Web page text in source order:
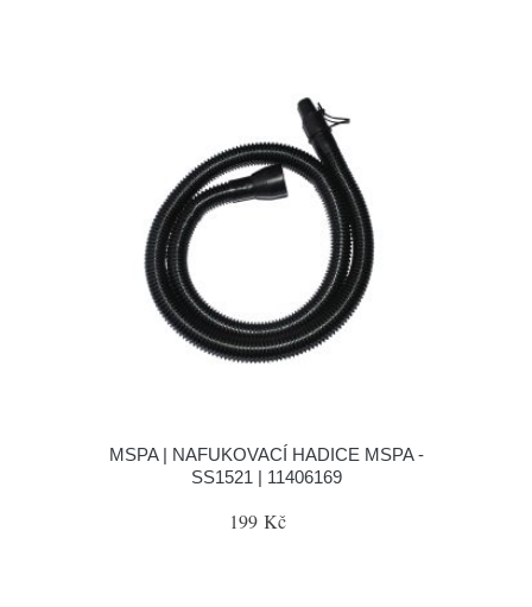
MSPA | NAFUKOVACÍ HADICE MSPA -
SS1521 | 11406169
199 Kč